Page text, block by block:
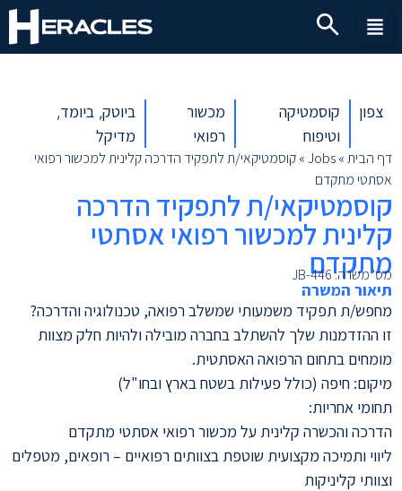
צפון
קוסמטיקה
וטיפוח
מכשור
רפואי
ביוטק, ביומד,
מדיקל
דף הבית»
Jobs
»קוסמטיקאי/ת לתפקיד הדרכה קלינית למכשור רפואי
אסתטי מתקדם
קוסמטיקאי/ת לתפקיד הדרכה
קלינית למכשור רפואי אסתטי
מתקדם
מס' משרה: JB-446
תיאור המשרה
מחפש/ת תפקיד משמעותי שמשלב רפואה, טכנולוגיה והדרכה?
זו ההזדמנות שלך להשתלב בחברה מובילה ולהיות חלק מצוות
מומחים בתחום הרפואה האסתטית.
מיקום: חיפה (כולל פעילות בשטח בארץ ובחו"ל)
תחומי אחריות:
הדרכה והכשרה קלינית על מכשור רפואי אסתטי מתקדם
ליווי ותמיכה מקצועית שוטפת בצוותים רפואיים – רופאים, מטפלים
וצוותי קליניקות